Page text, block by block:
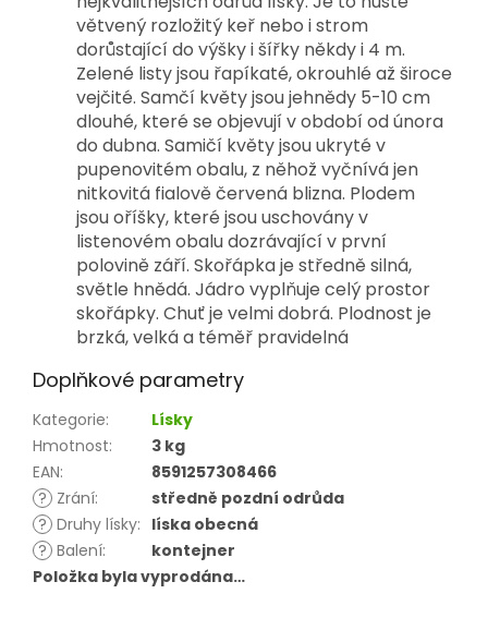
větvený rozložitý keř nebo i strom
dorůstající do výšky i šířky někdy i 4 m.
Zelené listy jsou řapíkaté, okrouhlé až široce
vejčité. Samčí květy jsou jehnědy 5-10 cm
dlouhé, které se objevují v období od února
do dubna. Samičí květy jsou ukryté v
pupenovitém obalu, z něhož vyčnívá jen
nitkovitá fialově červená blizna. Plodem
jsou oříšky, které jsou uschovány v
listenovém obalu dozrávající v první
polovině září. Skořápka je středně silná,
světle hnědá. Jádro vyplňuje celý prostor
skořápky. Chuť je velmi dobrá. Plodnost je
brzká, velká a téměř pravidelná
Doplňkové parametry
Kategorie:
Lísky
Hmotnost:
3 kg
EAN:
8591257308466
? Zrání:
středně pozdní odrůda
? Druhy lísky: líska obecná
? Balení:
kontejner
Položka byla vyprodána…